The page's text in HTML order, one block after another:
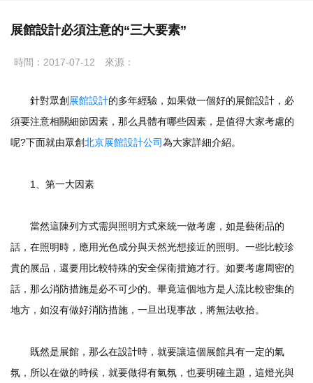
展館設計必須注意的“三大要素”
時間：2017-07-12 來源：
針對眾創 展館設計的多年經驗，如果做一個好的展館設計，必
須要注意相關細節因素，那么具體有哪些因素，是值得大家考慮的
呢?下面就由眾創北京展館設計公司為大家詳細介紹。
1、第一大因素
當然這陳列方式需與照明方式來統一做考慮，如是藝術品的
話，在照明時，應用光色成分與天然光想接近的照明。一些比較珍
貴的展品，還要用比較特殊的安全保衛措施才行。如要考慮周密的
話，那么消防措施是必不可少的。畢竟這個地方是人流比較密集的
地方，如沒有做好消防措施，一旦出現事故，將無法收拾。
既然是展館，那么在設計時，就要讓這個展館具有一定的氣
氛，所以在做的時候，就要做得有氣氛，也要明確主題，這燈光與